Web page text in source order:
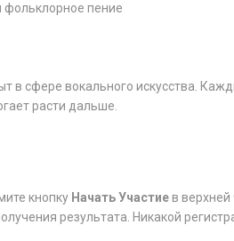
фольклорное пение
в сфере вокального искусства.
расти дальше.
кнопку Начать Участиев верхней
результата. Никакой